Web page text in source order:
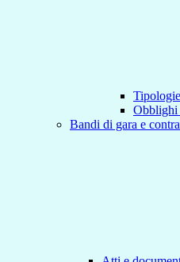
Obblighi
Bandi di gara e